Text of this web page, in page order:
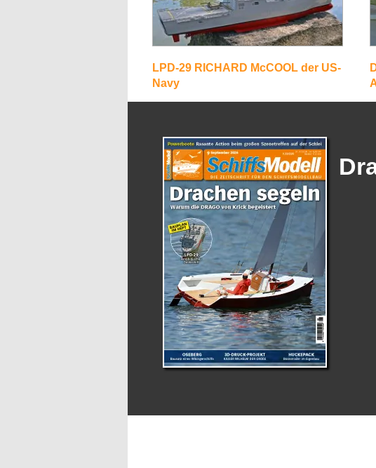
LPD-29 RICHARD McCOOL der US-
Navy